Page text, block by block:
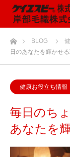
ホームBLOG
日のあなたを輝かせ
健康お役立ち情報
毎日のち
あなたを